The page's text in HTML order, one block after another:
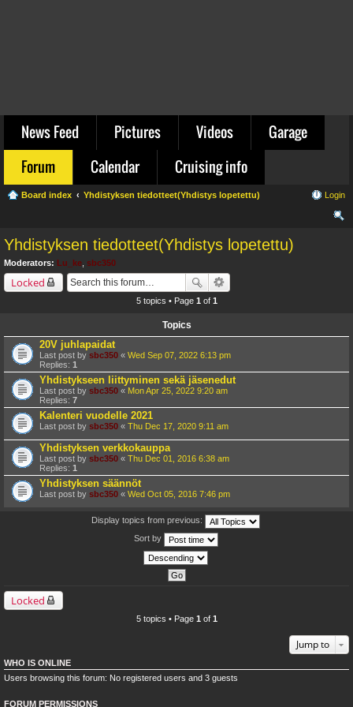
News Feed Pictures Videos
Garage
Forum
Calendar Cruising info
Board index Yhdistyksen tiedotteet(Yhdistys lopetettu) Login
Yhdistyksen tiedotteet(Yhdistys lopetettu)
Moderators: Lu_ke sbc350
Locked
5 topics • Page 1 of 1
Topics
20V juhlapaidat
Last post by sbc350 « Wed Sep 07, 2022 6:13 pm
Replies: 1
Yhdistykseen liittyminen sekä jäsenedut
Last post by sbc350 « Mon Apr 25, 2022 9:20 am
Replies: 7
Kalenteri vuodelle 2021
Last post by sbc350 « Thu Dec 17, 2020 9:11 am
Yhdistyksen verkkokauppa
Last post by sbc350 « Thu Dec 01, 2016 6:38 am
Replies: 1
Yhdistyksen säännöt
Last post by sbc350 « Wed Oct 05, 2016 7:46 pm
Display topics from previous:
Sort by
Locked
5 topics • Page 1 of 1
Jump to
WHO IS ONLINE
Users browsing this forum: No registered users and 3 guests
FORUM PERMISSIONS